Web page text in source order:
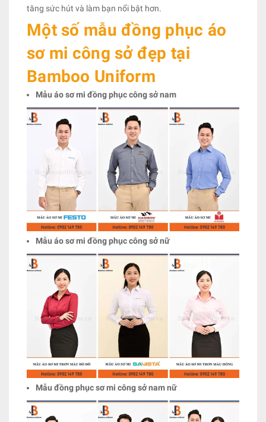
tăng sức hút và làm bạn nổi bật hơn.
Một số mẫu đồng phục áo
sơ mi công sở đẹp tại
Bamboo Uniform
Mẫu áo sơ mi đồng phục công sở nam
Mẫu áo sơ mi đồng phục công sở nữ
Mẫu đồng phục sơ mi công sở nam nữ